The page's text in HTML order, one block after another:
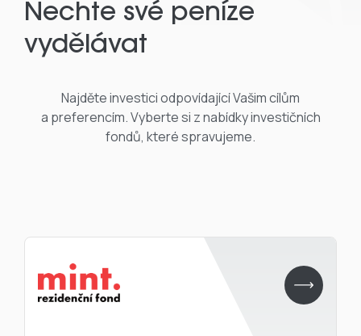
Nechte své peníze
vydělávat
Najděte investici odpovídající Vašim cílům
a preferencím. Vyberte si z nabídky investičních
fondů, které spravujeme.